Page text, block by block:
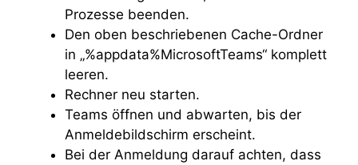
Prozesse beenden.
Den oben beschriebenen Cache-Ordner
in „%appdata%MicrosoftTeams“ komplett
leeren.
Rechner neu starten.
Teams öffnen und abwarten, bis der
Anmeldebildschirm erscheint.
Bei der Anmeldung darauf achten, dass